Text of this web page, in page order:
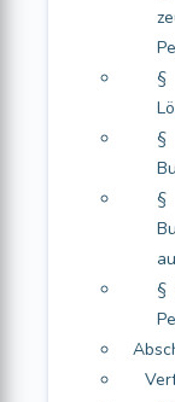
§
§
§
§